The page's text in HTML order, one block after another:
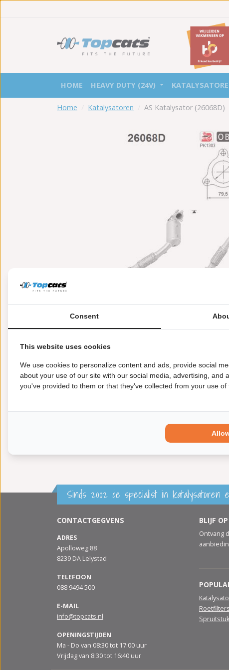
HOME HEAVY DUTY (24V)
Home Katalysatoren AS Katalysator (26068D)
Meer informatie Toepasbaarheid
voor voertuigen met OBD
Sinds 2002 de specialist in katalysatoren
CONTACTGEGVENS
ADRES
Apolloweg 88
8239 DA Lelystad
TELEFOON
088 9494 500
E-MAIL
info@topcats.nl
OPENINGSTIJDEN
Ma - Do van 08:30 tot 17:00 uur
Vrijdag van 8:30 tot 16:40 uur
BLIJF
Ontvang
Roetfilters
Consent
This website uses cookies
We use cookies to personalize content and ads, provide social
about your use of our site with our social media, advertising,
you've provided to them or that they've collected from your use of